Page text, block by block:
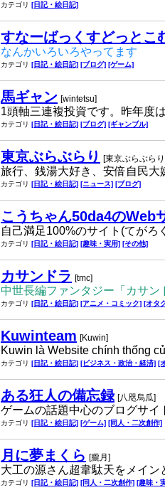
カテゴリ [日記・絵日記]
すなーばっくすどっとこ
なんかいろいろやってます
カテゴリ [日記・絵日記] [ブログ] [ゲーム]
馬ギャン [wintetsu]
1頭軸三連複投資です。昨年度
カテゴリ [日記・絵日記] [ブログ] [ギャンブル]
東京ぶらぶらり [東京ぶらぶら
旅行、銭湯大好き、安倍自民大
カテゴリ [日記・絵日記] [ニュース] [ブログ]
こうちゃん50da4のWeb
自己満足100%のサイト(てがろ
カテゴリ [日記・絵日記] [趣味・実用] [その他]
カサンドラ [tmc]
中世長編ファンタジー「カサ
カテゴリ [日記・絵日記] [アニメ・コミック] [オタ
Kuwinteam [Kuwin]
Kuwin là Website chính thống
カテゴリ [日記・絵日記] [ビジネス・政治・経済] [
ある狂人の備忘録 [八咫烏瓜]
ゲームの話題中心のブログサ
カテゴリ [日記・絵日記] [ゲーム] [同人・二次創作]
月に夢まくら [朧月]
大工の源さん超韋駄天をメイ
カテゴリ [日記・絵日記] [同人・二次創作] [趣味・